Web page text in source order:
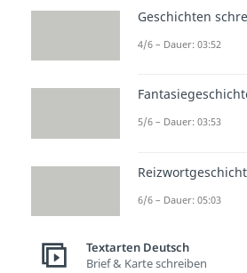
Bein
immer: Handy
Vermeide in
Spannung
ungenaue
Geschichten
4/6 – Dauer: 03:52
5/6 – Dauer: 03:53
6/6 – Dauer: 05:03
Textarten Deutsch
Brief & Karte schreiben